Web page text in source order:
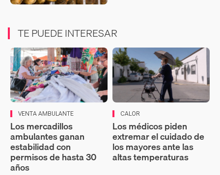
TE PUEDE INTERESAR
VENTA AMBULANTE
Los mercadillos
ambulantes ganan
estabilidad con
permisos de hasta 30
años
CALOR
Los médicos piden
extremar el cuidado de
los mayores ante las
altas temperaturas